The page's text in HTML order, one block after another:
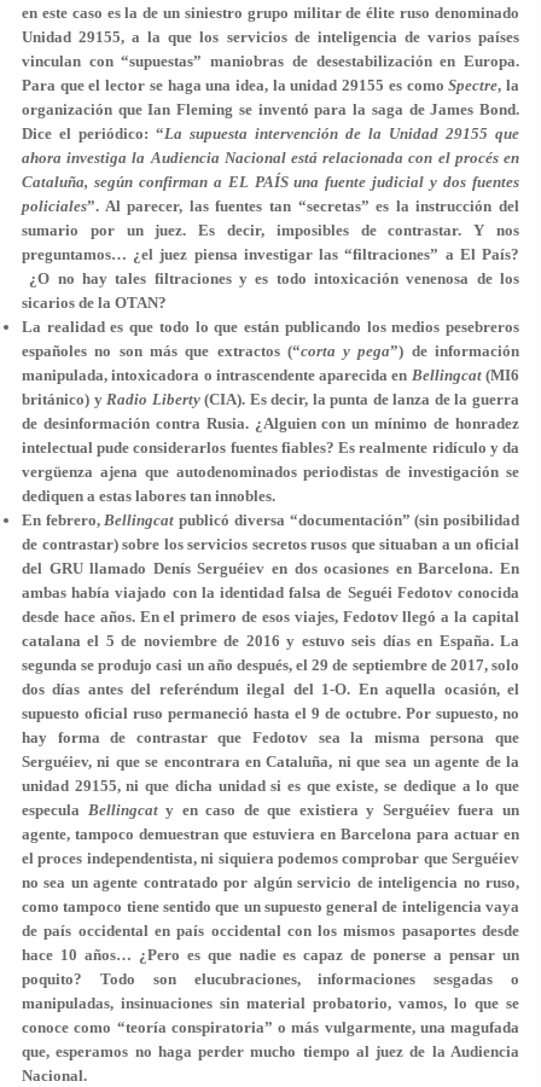
en este caso es la de un siniestro grupo militar de élite ruso denominado
Unidad 29155, a la que los servicios de inteligencia de varios países
vinculan con “supuestas” maniobras de desestabilización en Europa.
Para que el lector se haga una idea, la unidad 29155 es comoSpectre, la
organización que Ian Fleming se inventó para la saga de James Bond.
Dice el periódico: “La supuesta intervención de la Unidad 29155 que
ahora investiga la Audiencia Nacional está relacionada con el procés en
Cataluña, según confirman a EL PAÍS una fuente judicial y dos fuentes
policiales”. Al parecer, las fuentes tan “secretas” es la instrucción del
sumario por un juez. Es decir, imposibles de contrastar. Y nos
preguntamos… ¿el juez piensa investigar las “filtraciones” a El País?
¿O no hay tales filtraciones y es todo intoxicación venenosa de los
sicarios de la OTAN?
La realidad es que todo lo que están publicando los medios pesebreros
españoles no son más que extractos (“corta y pega”) de información
manipulada, intoxicadora o intrascendente aparecida en Bellingcat(MI6
británico) yRadio Liberty(CIA). Es decir, la punta de lanza de la guerra
de desinformación contra Rusia. ¿Alguien con un mínimo de honradez
intelectual pude considerarlos fuentes fiables? Es realmente ridículo y da
vergüenza ajena que autodenominados periodistas de investigación se
dediquen a estas labores tan innobles.
En febrero,Bellingcat publicó diversa “documentación” (sin posibilidad
de contrastar) sobre los servicios secretos rusos que situaban a un oficial
del GRU llamado Denís Serguéieven dos ocasiones en Barcelona. En
ambas había viajado con la identidad falsa de Seguéi Fedotov conocida
desde hace años. En el primero de esos viajes, Fedotov llegó a la capital
catalana el 5 de noviembre de 2016 y estuvo seis días en España. La
segunda se produjo casi un año después, el 29 de septiembre de 2017, solo
dos días antes del referéndum ilegal del 1-O. En aquella ocasión, el
supuesto oficial ruso permaneció hasta el 9 de octubre. Por supuesto, no
hay forma de contrastar que Fedotov sea la misma persona que
Serguéiev, ni que se encontrara en Cataluña, ni que sea un agente de la
unidad 29155, ni que dicha unidad si es que existe, se dedique a lo que
especula Bellingcaty en caso de que existiera y Serguéiev fuera un
agente, tampoco demuestran que estuviera en Barcelona para actuar en
el proces independentista, ni siquiera podemos comprobar que Serguéiev
no sea un agente contratado por algún servicio de inteligencia no ruso,
como tampoco tiene sentido que un supuesto general de inteligencia vaya
de país occidental en país occidental con los mismos pasaportes desde
hace 10 años… ¿Pero es que nadie es capaz de ponerse a pensar un
poquito? Todo son elucubraciones, informaciones sesgadas o
manipuladas, insinuaciones sin material probatorio, vamos, lo que se
conoce como “teoría conspiratoria” o más vulgarmente, una magufada
que, esperamos no haga perder mucho tiempo al juez de la Audiencia
Nacional.